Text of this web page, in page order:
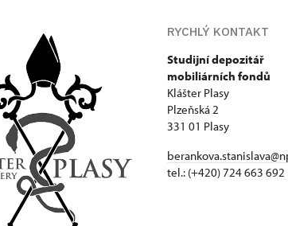
RYCHLÝ KONTAKT
Studijní depozitář
mobiliárních fondů
Klášter Plasy
Plzeňská 2
331 01 Plasy
tel.: (+420) 724 663 692